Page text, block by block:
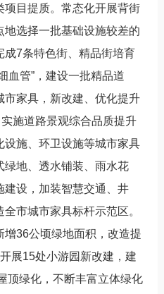
目提质。常态化开展背街
选择一批基础设施较差的
7条特色街、精品街培育
血管”，建设一批精品道
市家具，新改建、优化提升
施道路景观综合品质提升
设施、环卫设施等城市家具
绿地、透水铺装、雨水花
建设，加装智慧交通、井
市城市家具标杆示范区。
36公顷绿地面积，改造提
展15处小游园新改建，建
顶绿化，不断丰富立体绿化